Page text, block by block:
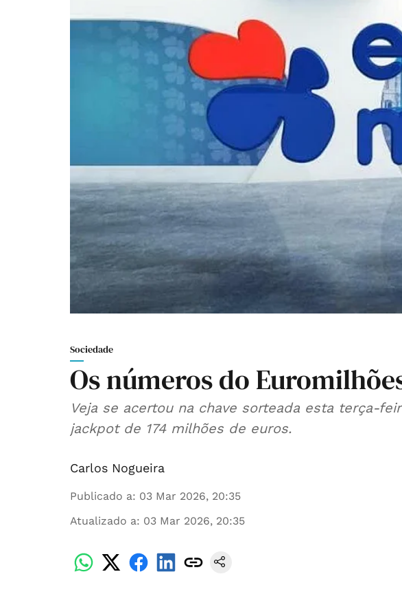
Sociedade
Os números do
Veja se acertou na chave sorteada esta terça-
jackpot de 174 milhões de euros.
Carlos Nogueira
Publicado a: 03 Mar 2026, 20:35
Atualizado a: 03 Mar 2026, 20:35